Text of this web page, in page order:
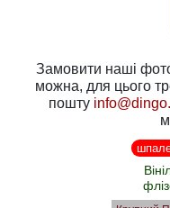
Замовити наші
можна, для цього треба написати нам на електронну
пошту